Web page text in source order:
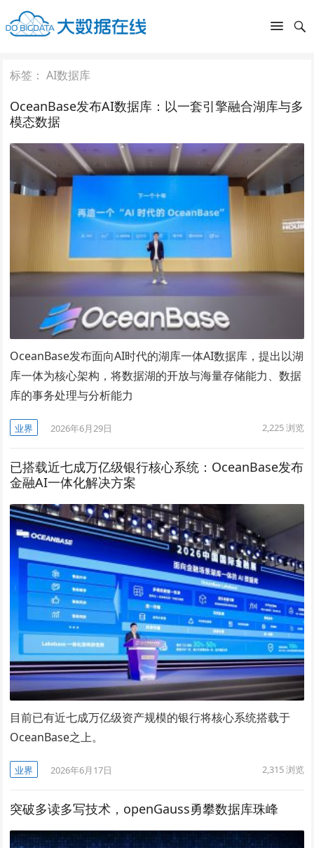
标签：AI数据库
OceanBase发布AI数据库：以一套引擎融合湖库与多
模态数据
OceanBase发布面向AI时代的湖库一体AI数据库，提出以湖
库一体为核心架构，将数据湖的开放与海量存储能力、数据
库的事务处理与分析能力
业界 2026年6月29日 2,225浏览
已搭载近七成万亿级银行核心系统：OceanBase发布
金融AI一体化解决方案
目前已有近七成万亿级资产规模的银行将核心系统搭载于
OceanBase之上。
业界 2026年6月17日 2,315浏览
突破多读多写技术，openGauss勇攀数据库珠峰